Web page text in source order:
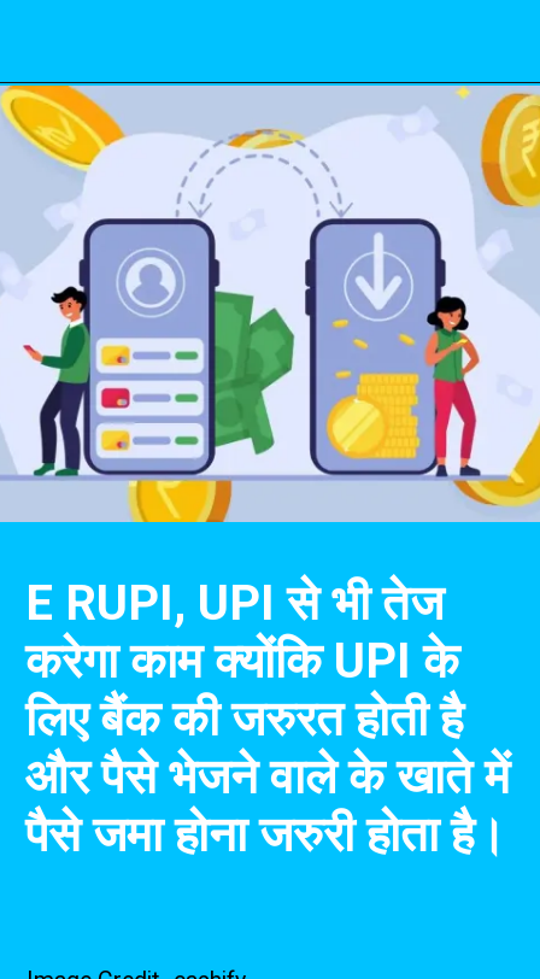
E RUPI, UPI से भी तेज
करेगा काम क्योंकि UPI के
लिए बैंक की जरुरत होती है
और पैसे भेजने वाले के खाते में
पैसे जमा होना जरुरी होता है।